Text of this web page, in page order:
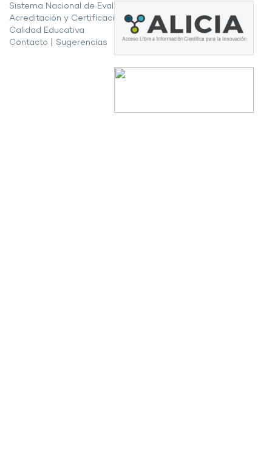
Sistema Nacional de Evaluación,
Acreditación y Certificación de la
Calidad Educativa
Contacto
Sugerencias